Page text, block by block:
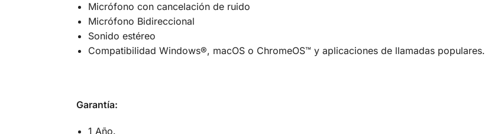
Micrófono con cancelación de ruido
Micrófono Bidireccional
Sonido estéreo
Compatibilidad Windows®, macOS o ChromeOS™ y aplicaciones de llamadas populares.
Garantía:
1 Año.